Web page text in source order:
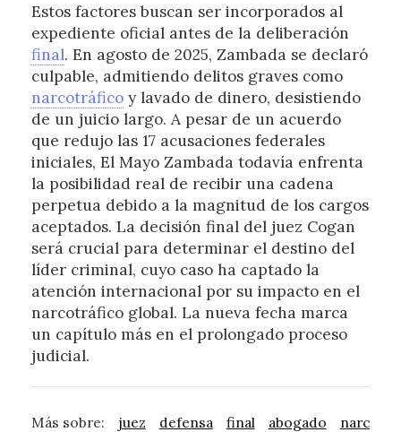
Estos factores buscan ser incorporados al
expediente oficial antes de la deliberación
final. En agosto de 2025, Zambada se declaró
culpable, admitiendo delitos graves como
narcotráficoy lavado de dinero, desistiendo
de un juicio largo. A pesar de un acuerdo
que redujo las 17 acusaciones federales
iniciales, El Mayo Zambada todavía enfrenta
la posibilidad real de recibir una cadena
perpetua debido a la magnitud de los cargos
aceptados. La decisión final del juez Cogan
será crucial para determinar el destino del
líder criminal, cuyo caso ha captado la
atención internacional por su impacto en el
narcotráfico global. La nueva fecha marca
un capítulo más en el prolongado proceso
judicial.
Más sobre: juez defensa final abogado